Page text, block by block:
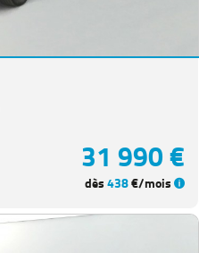
31 990 €
dès438€/mois